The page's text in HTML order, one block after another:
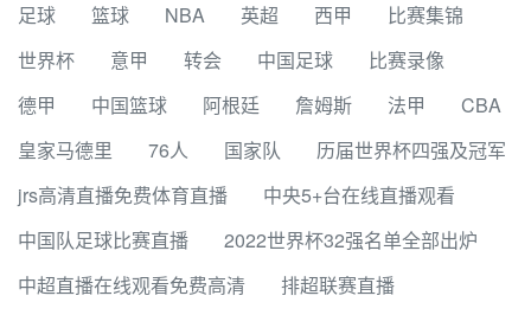
足球 篮球 NBA 英超 西甲
比赛集锦
世界杯
意甲 转会 中国足球
比赛录像
德甲
中国篮球 阿根廷 詹姆斯 法甲
CBA
皇家马德里
76人 国家队
历届世界杯四强及冠军
jrs高清直播免费体育直播
中央5+台在线直播观看
中国队足球比赛直播
2022世界杯32强名单全部出炉
中超直播在线观看免费高清
排超联赛直播